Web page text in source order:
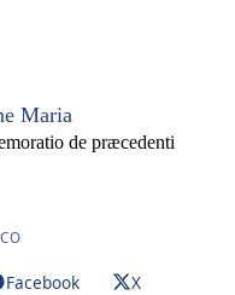
Maria
de præcedenti
Facebook
X